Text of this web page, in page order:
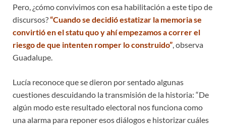
Pero, ¿cómo convivimos con esa habilitación a este tipo de
discursos?“Cuando se decidió estatizar la memoria se
convirtió en el statu quo y ahí empezamos a correr el
riesgo de que intenten romper lo construido” , observa
Guadalupe.
Lucía reconoce que se dieron por sentado algunas
cuestiones descuidando la transmisión de la historia: “De
algún modo este resultado electoral nos funciona como
una alarma para reponer esos diálogos e historizar cuáles